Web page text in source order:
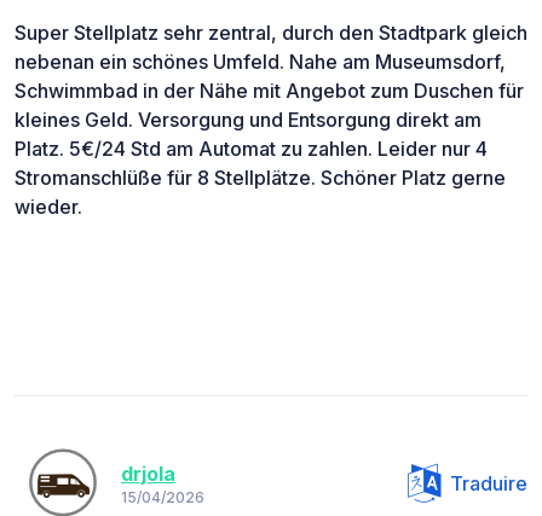
Super Stellplatz sehr zentral, durch den Stadtpark gleich
nebenan ein schönes Umfeld. Nahe am Museumsdorf,
Schwimmbad in der Nähe mit Angebot zum Duschen für
kleines Geld. Versorgung und Entsorgung direkt am
Platz. 5€/24 Std am Automat zu zahlen. Leider nur 4
Stromanschlüße für 8 Stellplätze. Schöner Platz gerne
wieder.
drjola
15/04/2026
Traduire